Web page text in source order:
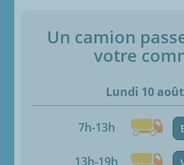
Un camion
votre
Lundi 10
7h-13h
13h-19h